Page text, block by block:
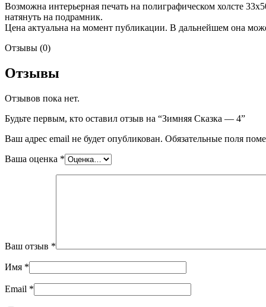
Возможна интерьерная печать на полиграфическом холсте
натянуть на подрамник.
Цена актуальна на момент публикации. В дальнейшем она
Отзывы (0)
Отзывы
Отзывов пока нет.
Будьте первым, кто оставил отзыв на “Зимняя Сказка — 4”
Ваш адрес email не будет опубликован. Обязательные поля
Ваша оценка *
Ваш отзыв *
Имя *
Email *